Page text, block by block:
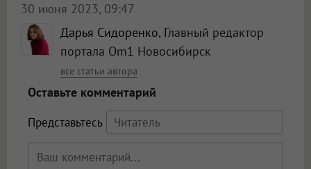
Дарья Сидоренко, Главный редактор
портала Om1 Новосибирск
все статьи автора
30 июня 2023, 09:47
Оставьте комментарий
Представьтесь